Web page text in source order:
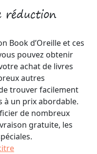
réduction
Book d’Oreille et ces
pouvez obtenir
achat de livres
autres
trouver facilement
à un prix abordable.
de nombreux
gratuite, les